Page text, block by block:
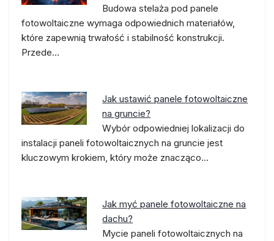
Budowa stelaża pod panele
fotowoltaiczne wymaga odpowiednich materiałów,
które zapewnią trwałość i stabilność konstrukcji.
Przede…
Jak ustawić panele fotowoltaiczne
na gruncie?
Wybór odpowiedniej lokalizacji do
instalacji paneli fotowoltaicznych na gruncie jest
kluczowym krokiem, który może znacząco…
Jak myć panele fotowoltaiczne na
dachu?
Mycie paneli fotowoltaicznych na